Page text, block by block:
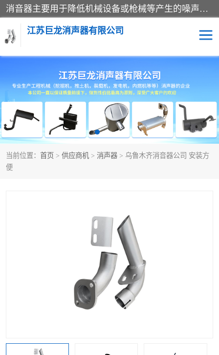
消音器主要用于降低机械设备或枪械等产生的噪声。它通过阻尼或增加排气面积来降低排气速度和功率，从而降低噪声。常见的消音器类型包括阻性消声器、抗性消声器、共振消声器以及阻抗复合式消声器等。这些消音器各有特点，适用于不同频率的噪声消除。
江苏巨龙消声器有限公司
当前位置： 首页 > 供应商机 > 消声器 > 乌鲁木齐消音器公司 安装方
便
消声器